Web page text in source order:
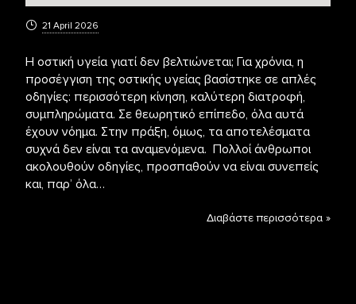
21 April 2026
Η οστική υγεία γιατί δεν βελτιώνεται; Για χρόνια, η
προσέγγιση της οστικής υγείας βασίστηκε σε απλές
οδηγίες: περισσότερη κίνηση, καλύτερη διατροφή,
συμπληρώματα. Σε θεωρητικό επίπεδο, όλα αυτά
έχουν νόημα. Στην πράξη, όμως, τα αποτελέσματα
συχνά δεν είναι τα αναμενόμενα. Πολλοί άνθρωποι
ακολουθούν οδηγίες, προσπαθούν να είναι συνεπείς
και, παρ’ όλα…
Διαβάστε περισσότερα »